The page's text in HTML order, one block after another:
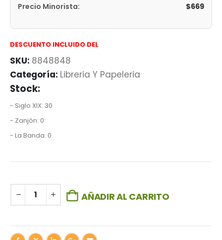
Precio Minorista: $669
DESCUENTO INCLUIDO DEL
SKU: 8848848
Categoría: Libreria Y Papeleria
Stock:
- Siglo XIX: 30
- Zanjón: 0
- La Banda: 0
AÑADIR AL CARRITO